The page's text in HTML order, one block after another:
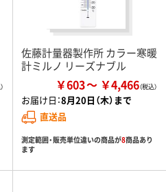
佐藤計量器製作所 カラー寒暖
計ミルノ リーズナブル
￥603 ￥4,466
お届け日：8月20日（木）まで
直送品
測定範囲・販売単位違いの商品が8商品あり
ます